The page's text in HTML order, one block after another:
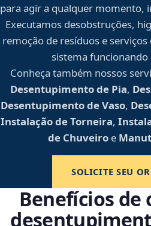
para agir a qualquer momento,
Executamos desobstruções,
remoção de resíduos e
sistema
Conheça também nossos
Desentupimento de Pia,
Desentupimento de Vaso,
Instalação de Torneira,
de Chuveiro e
SOLICITE SEU
Benefícios de